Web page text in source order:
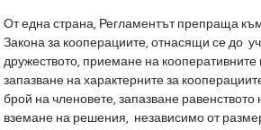
От една страна, Регламентът препраща
Закона за кооперациите, отнасящи се до
дружеството, приемане на
запазване на характерните за
брой на членовете, запазване равенството
вземане на решения, независимо от